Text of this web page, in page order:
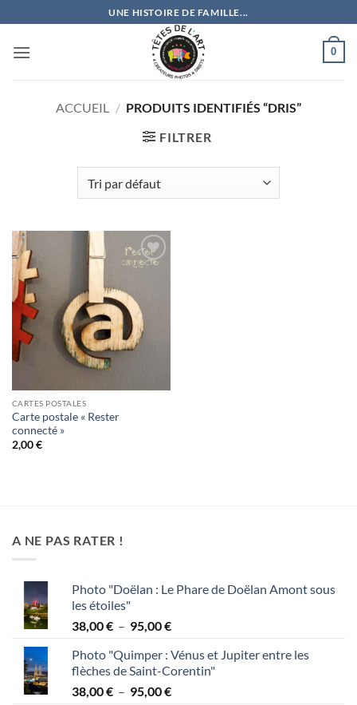
au
contenu
UNE HISTOIRE DE FAMILLE...
0
ACCUEIL / PRODUITS IDENTIFIÉS “DRIS”
FILTRER
Ajouter
CARTES POSTALES
Carte postale « Rester
connecté »
2,00€
A NE PAS RATER !
Photo "Doëlan : Le Phare de Doëlan Amont sous
les étoiles"
38,00€ – 95,00€Plage
prix :
38,00 €
à
Photo "Quimper : Vénus et Jupiter entre les
flèches de Saint-Corentin"
38,00€ – 95,00€Plage